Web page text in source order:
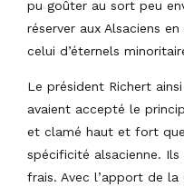
pu goûter au sort peu
réserver aux Alsaciens
celui d’éternels
Le président Richert
avaient accepté le
et clamé haut et fort
spécificité alsacienne.
frais. Avec l’apport de la